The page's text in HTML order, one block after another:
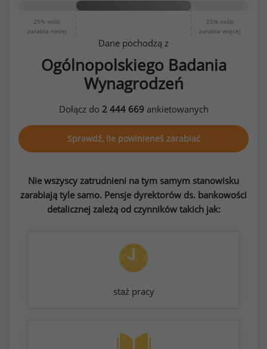
25% osób
zarabia mniej
25% osób
zarabia więcej
Dane pochodzą z
Ogólnopolskiego Badania
Wynagrodzeń
Dołącz do 2 444 669ankietowanych
Sprawdź, ile powinieneś zarabiać
Nie wszyscy zatrudnieni na tym samym stanowisku
zarabiają tyle samo. Pensje dyrektorów ds. bankowości
detalicznej zależą od czynników takich jak:
staż pracy